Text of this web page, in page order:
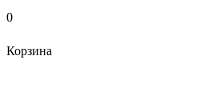
0
Корзина